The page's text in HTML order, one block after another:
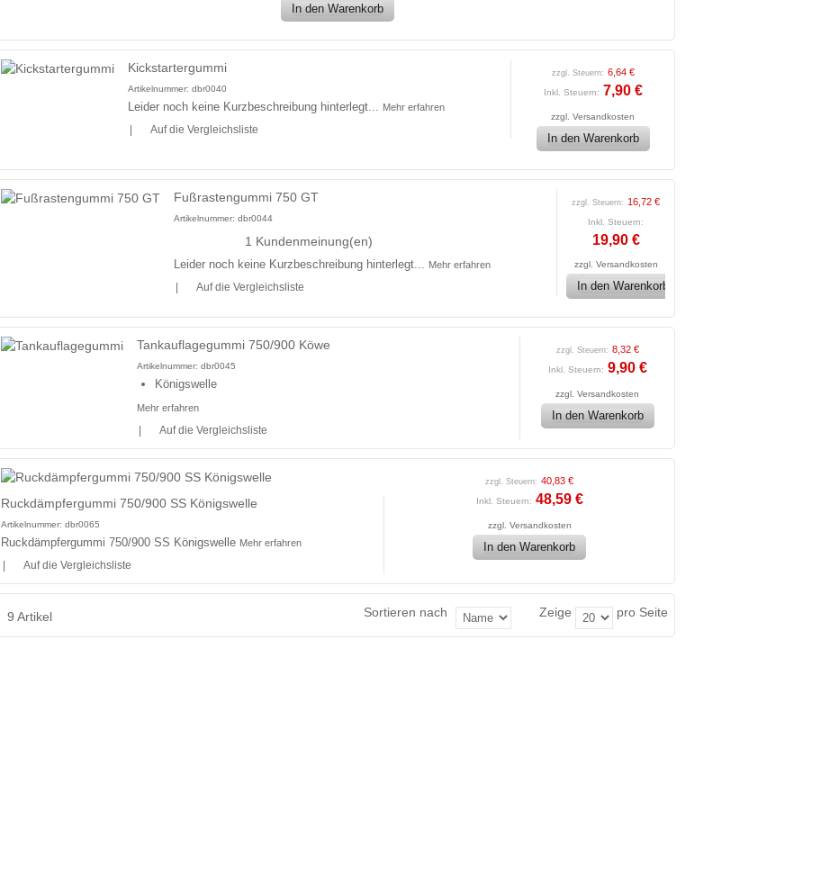
In den Warenkorb
Kickstartergummi
Artikelnummer: dbr0040
Leider noch keine Kurzbeschreibung hinterlegt... Mehr erfahren
Auf die Vergleichsliste
zzgl. Steuern: 6,64 €
Inkl. Steuern: 7,90 €
zzgl. Versandkosten
In den Warenkorb
Fußrastengummi 750 GT
Artikelnummer: dbr0044
1 Kundenmeinung(en)
Leider noch keine Kurzbeschreibung hinterlegt... Mehr erfahren
Auf die Vergleichsliste
zzgl. Steuern: 16,72 €
Inkl. Steuern:
19,90 €
zzgl. Versandkosten
In den Warenkorb
Tankauflagegummi 750/900 Köwe
Artikelnummer: dbr0045
Königswelle
Mehr erfahren
Auf die Vergleichsliste
zzgl. Steuern: 8,32 €
Inkl. Steuern: 9,90 €
zzgl. Versandkosten
In den Warenkorb
Ruckdämpfergummi 750/900 SS Königswelle
Artikelnummer: dbr0065
Ruckdämpfergummi 750/900 SS Königswelle Mehr erfahren
Auf die Vergleichsliste
zzgl. Steuern: 40,83 €
Inkl. Steuern: 48,59 €
zzgl. Versandkosten
In den Warenkorb
9 Artikel Zeige pro Seite
Sortieren nach